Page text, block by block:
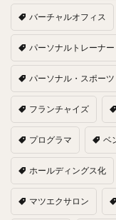
バーチャルオフィス
パーソナルトレーナー
パーソナル・スポー
フランチャイズ
プログラマ ベ
ホールディングス化
マツエクサロン